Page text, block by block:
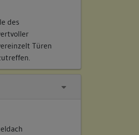
des
Türen